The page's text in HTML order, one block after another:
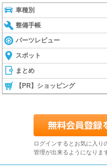
車種別
整備手帳
パーツレビュー
スポット
まとめ
【PR】ショッピング
ログインするとお気に入り
管理が出来るようになりま